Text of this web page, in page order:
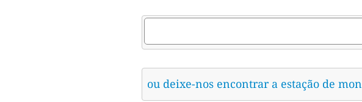
ou deixe-nos encontrar a estação de